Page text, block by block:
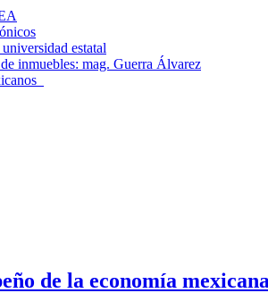
estatal
inmuebles: mag. Guerra Álvarez
de la economía mexicana